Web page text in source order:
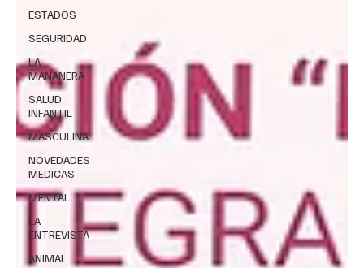
ESTADOS
SEGURIDAD
LA
MAÑANERA
SALUD
INFANTIL
MASCULINA
NOVEDADES
MEDICAS
MENTAL
LA
ENTREVISTA
ANIMAL